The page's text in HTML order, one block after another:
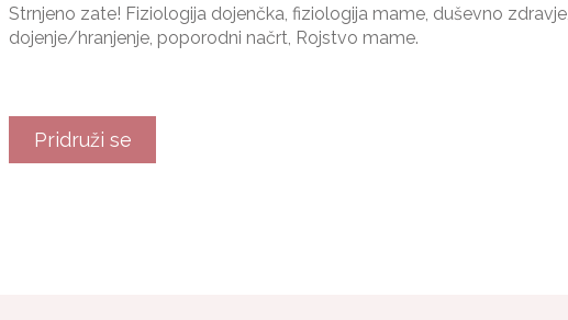
Strnjeno zate! Fiziologija dojenčka, fiziologija mame, duševno zdravje,
dojenje/hranjenje, poporodni načrt, Rojstvo mame.
Pridruži se